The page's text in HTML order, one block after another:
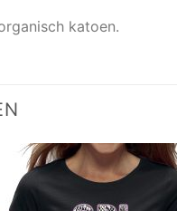
katoen.